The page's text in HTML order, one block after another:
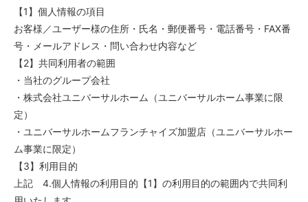
【1】個人情報の項目
お客様／ユーザー様の住所・氏名・郵便番号・電話番号・FAX番
号・メールアドレス・問い合わせ内容など
【2】共同利用者の範囲
・当社のグループ会社
・株式会社ユニバーサルホーム（ユニバーサルホーム事業に限
定）
・ユニバーサルホームフランチャイズ加盟店（ユニバーサルホー
ム事業に限定）
【3】利用目的
上記 4.個人情報の利用目的【1】の利用目的の範囲内で共同利